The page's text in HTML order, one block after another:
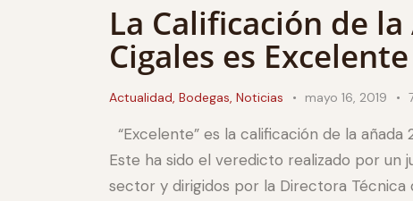
La Calificación de
Cigales es Excelente
Actualidad, Bodegas, Noticias mayo 16, 2019
“Excelente” es la calificación de la
Este ha sido el veredicto realizado por un
sector y dirigidos por la Directora Técnica